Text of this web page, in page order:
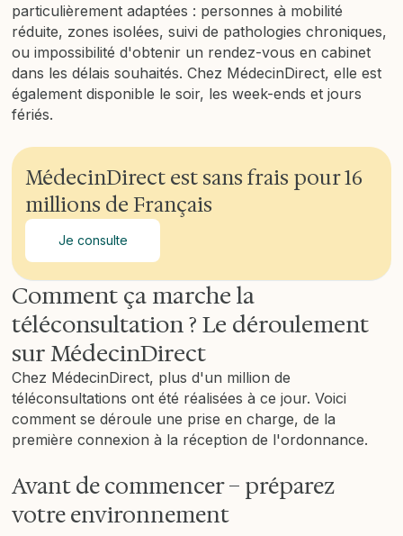
particulièrement adaptées : personnes à mobilité
réduite, zones isolées, suivi de pathologies chroniques,
ou impossibilité d'obtenir un rendez-vous en cabinet
dans les délais souhaités. Chez MédecinDirect, elle est
également disponible le soir, les week-ends et jours
fériés.
MédecinDirect est sans frais pour 16
millions de Français
Je consulte
Comment ça marche la
téléconsultation ? Le déroulement
sur MédecinDirect
Chez MédecinDirect, plus d'un million de
téléconsultations ont été réalisées à ce jour. Voici
comment se déroule une prise en charge, de la
première connexion à la réception de l'ordonnance.
Avant de commencer – préparez
votre environnement